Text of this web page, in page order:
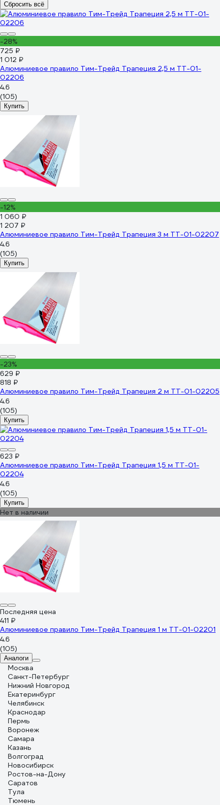
Сбросить всё
-28%
725 ₽
1 012 ₽
Алюминиевое правило Тим-Трейд Трапеция 2,5 м ТТ-01-
02206
4.6
(105)
Купить
-12%
1 060 ₽
1 207 ₽
Алюминиевое правило Тим-Трейд Трапеция 3 м ТТ-01-02207
4.6
(105)
Купить
-23%
629 ₽
818 ₽
Алюминиевое правило Тим-Трейд Трапеция 2 м ТТ-01-02205
4.6
(105)
Купить
623 ₽
Алюминиевое правило Тим-Трейд Трапеция 1,5 м ТТ-01-
02204
4.6
(105)
Купить
Нет в наличии
Последняя цена
411 ₽
Алюминиевое правило Тим-Трейд Трапеция 1 м ТТ-01-02201
4.6
(105)
Аналоги
Москва
Санкт-Петербург
Нижний Новгород
Екатеринбург
Челябинск
Краснодар
Пермь
Воронеж
Самара
Казань
Волгоград
Новосибирск
Ростов-на-Дону
Саратов
Тула
Тюмень